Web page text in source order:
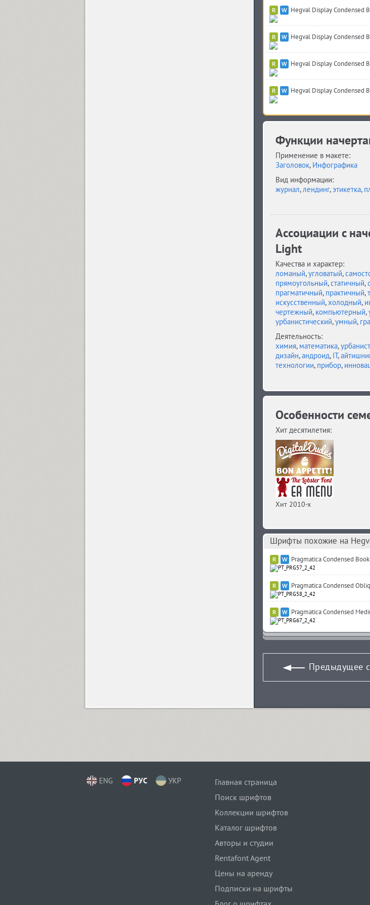
Hegval Display Condensed
Hegval Display Condensed
Hegval Display Condensed
Hegval Display Condensed
Функции
Применение в макете:
Заголовок, Инфографика
Вид информации:
журнал,лендинг,этикетка,
Ассоциации c
Light
Качества и характер:
ломаный,угловатый,
прямоугольный,статичный,
прагматичный, практичный,
искусственный,холодный,
чертежный, компьютерный,
урбанистический,умный,
Деятельность:
химия, математика,
дизайн,андроид, IT,
технологии, прибор,
Особенности
Хит десятилетия:
Хит 2010-х
Шрифты похожие на
Pragmatica Condensed
Pragmatica Condensed
Pragmatica Condensed
Предыдущее
ENG РУС УКР
Главная страница
Поиск шрифтов
Коллекции шрифтов
Каталог шрифтов
Авторы и студии
Rentafont Agent
Цены на аренду
Подписки на шрифты